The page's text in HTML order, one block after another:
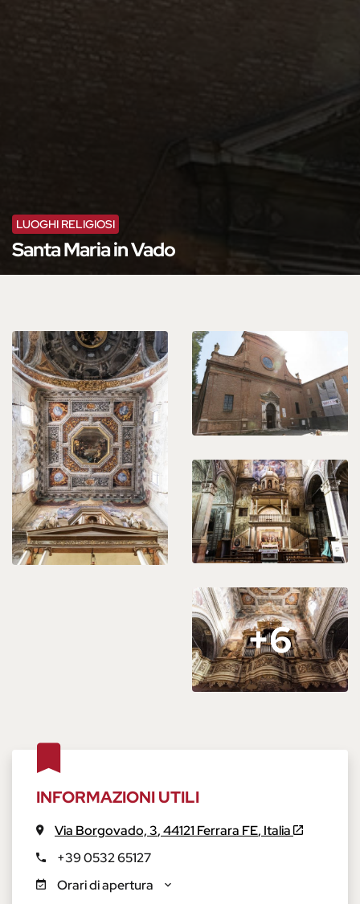
LUOGHI RELIGIOSI
Santa Maria in Vado
+6
+6
INFORMAZIONI UTILI
Via Borgovado, 3,44121 Ferrara FE, Italia
+39 0532 65127
Orari di apertura